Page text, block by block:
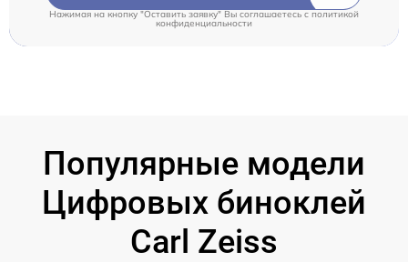
Нажимая на кнопку "Оставить заявку" Вы соглашаетесь cполитикой
конфиденциальности
Популярные модели
Цифровых биноклей
Carl Zeiss